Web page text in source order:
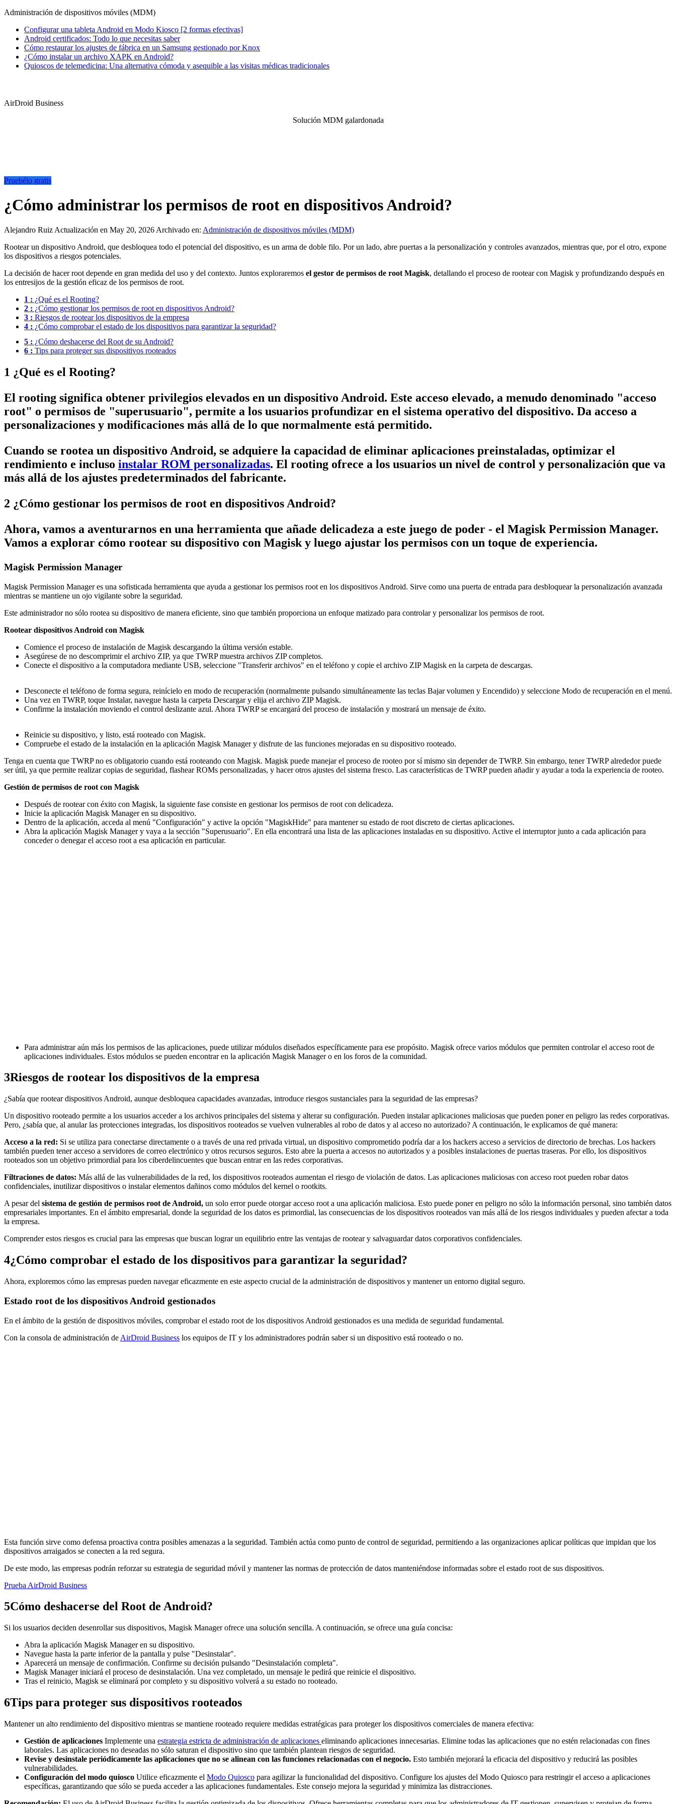
Administración de dispositivos móviles (MDM)
Configurar una tableta Android en Modo Kiosco [2 formas efectivas]
Android certificados: Todo lo que necesitas saber
Cómo restaurar los ajustes de fábrica en un Samsung gestionado por Knox
¿Cómo instalar un archivo XAPK en Android?
Quioscos de telemedicina: Una alternativa cómoda y asequible a las visitas médicas tradicionales
AirDroid Business
Solución MDM galardonada
Pruebélo gratis
¿Cómo administrar los permisos de root en dispositivos Android?
Alejandro Ruiz Actualización en May 20, 2026 Archivado en: Administración de dispositivos móviles (MDM)
Rootear un dispositivo Android, que desbloquea todo el potencial del dispositivo, es un arma de doble filo. Por un lado, abre puertas a la personalización y controles avanzados, mientras que, por el otro, expone
los dispositivos a riesgos potenciales.
La decisión de hacer root depende en gran medida del uso y del contexto. Juntos exploraremos el gestor de permisos de root Magisk, detallando el proceso de rootear con Magisk y profundizando después en
los entresijos de la gestión eficaz de los permisos de root.
1 : ¿Qué es el Rooting?
2 : ¿Cómo gestionar los permisos de root en dispositivos Android?
3 : Riesgos de rootear los dispositivos de la empresa
4 : ¿Cómo comprobar el estado de los dispositivos para garantizar la seguridad?
5 : ¿Cómo deshacerse del Root de su Android?
6 : Tips para proteger sus dispositivos rooteados
1 ¿Qué es el Rooting?
El rooting significa obtener privilegios elevados en un dispositivo Android. Este acceso elevado, a menudo denominado "acceso
root" o permisos de "superusuario", permite a los usuarios profundizar en el sistema operativo del dispositivo. Da acceso a
personalizaciones y modificaciones más allá de lo que normalmente está permitido.
Cuando se rootea un dispositivo Android, se adquiere la capacidad de eliminar aplicaciones preinstaladas, optimizar el
rendimiento e incluso instalar ROM personalizadas. El rooting ofrece a los usuarios un nivel de control y personalización que va
más allá de los ajustes predeterminados del fabricante.
2 ¿Cómo gestionar los permisos de root en dispositivos Android?
Ahora, vamos a aventurarnos en una herramienta que añade delicadeza a este juego de poder - el Magisk Permission Manager.
Vamos a explorar cómo rootear su dispositivo con Magisk y luego ajustar los permisos con un toque de experiencia.
Magisk Permission Manager
Magisk Permission Manager es una sofisticada herramienta que ayuda a gestionar los permisos root en los dispositivos Android. Sirve como una puerta de entrada para desbloquear la personalización avanzada
mientras se mantiene un ojo vigilante sobre la seguridad.
Este administrador no sólo rootea su dispositivo de manera eficiente, sino que también proporciona un enfoque matizado para controlar y personalizar los permisos de root.
Rootear dispositivos Android con Magisk
Comience el proceso de instalación de Magisk descargando la última versión estable.
Asegúrese de no descomprimir el archivo ZIP, ya que TWRP muestra archivos ZIP completos.
Conecte el dispositivo a la computadora mediante USB, seleccione "Transferir archivos" en el teléfono y copie el archivo ZIP Magisk en la carpeta de descargas.
Desconecte el teléfono de forma segura, reinícielo en modo de recuperación (normalmente pulsando simultáneamente las teclas Bajar volumen y Encendido) y seleccione Modo de recuperación en el menú.
Una vez en TWRP, toque Instalar, navegue hasta la carpeta Descargar y elija el archivo ZIP Magisk.
Confirme la instalación moviendo el control deslizante azul. Ahora TWRP se encargará del proceso de instalación y mostrará un mensaje de éxito.
Reinicie su dispositivo, y listo, está rooteado con Magisk.
Compruebe el estado de la instalación en la aplicación Magisk Manager y disfrute de las funciones mejoradas en su dispositivo rooteado.
Tenga en cuenta que TWRP no es obligatorio cuando está rooteando con Magisk. Magisk puede manejar el proceso de rooteo por sí mismo sin depender de TWRP. Sin embargo, tener TWRP alrededor puede
ser útil, ya que permite realizar copias de seguridad, flashear ROMs personalizadas, y hacer otros ajustes del sistema fresco. Las características de TWRP pueden añadir y ayudar a toda la experiencia de rooteo.
Gestión de permisos de root con Magisk
Después de rootear con éxito con Magisk, la siguiente fase consiste en gestionar los permisos de root con delicadeza.
Inicie la aplicación Magisk Manager en su dispositivo.
Dentro de la aplicación, acceda al menú "Configuración" y active la opción "MagiskHide" para mantener su estado de root discreto de ciertas aplicaciones.
Abra la aplicación Magisk Manager y vaya a la sección "Superusuario". En ella encontrará una lista de las aplicaciones instaladas en su dispositivo. Active el interruptor junto a cada aplicación para
conceder o denegar el acceso root a esa aplicación en particular.
Para administrar aún más los permisos de las aplicaciones, puede utilizar módulos diseñados específicamente para ese propósito. Magisk ofrece varios módulos que permiten controlar el acceso root de
aplicaciones individuales. Estos módulos se pueden encontrar en la aplicación Magisk Manager o en los foros de la comunidad.
3Riesgos de rootear los dispositivos de la empresa
¿Sabía que rootear dispositivos Android, aunque desbloquea capacidades avanzadas, introduce riesgos sustanciales para la seguridad de las empresas?
Un dispositivo rooteado permite a los usuarios acceder a los archivos principales del sistema y alterar su configuración. Pueden instalar aplicaciones maliciosas que pueden poner en peligro las redes corporativas.
Pero, ¿sabía que, al anular las protecciones integradas, los dispositivos rooteados se vuelven vulnerables al robo de datos y al acceso no autorizado? A continuación, le explicamos de qué manera:
Acceso a la red: Si se utiliza para conectarse directamente o a través de una red privada virtual, un dispositivo comprometido podría dar a los hackers acceso a servicios de directorio de brechas. Los hackers
también pueden tener acceso a servidores de correo electrónico y otros recursos seguros. Esto abre la puerta a accesos no autorizados y a posibles instalaciones de puertas traseras. Por ello, los dispositivos
rooteados son un objetivo primordial para los ciberdelincuentes que buscan entrar en las redes corporativas.
Filtraciones de datos: Más allá de las vulnerabilidades de la red, los dispositivos rooteados aumentan el riesgo de violación de datos. Las aplicaciones maliciosas con acceso root pueden robar datos
confidenciales, inutilizar dispositivos o instalar elementos dañinos como módulos del kernel o rootkits.
A pesar del sistema de gestión de permisos root de Android, un solo error puede otorgar acceso root a una aplicación maliciosa. Esto puede poner en peligro no sólo la información personal, sino también datos
empresariales importantes. En el ámbito empresarial, donde la seguridad de los datos es primordial, las consecuencias de los dispositivos rooteados van más allá de los riesgos individuales y pueden afectar a toda
la empresa.
Comprender estos riesgos es crucial para las empresas que buscan lograr un equilibrio entre las ventajas de rootear y salvaguardar datos corporativos confidenciales.
4¿Cómo comprobar el estado de los dispositivos para garantizar la seguridad?
Ahora, exploremos cómo las empresas pueden navegar eficazmente en este aspecto crucial de la administración de dispositivos y mantener un entorno digital seguro.
Estado root de los dispositivos Android gestionados
En el ámbito de la gestión de dispositivos móviles, comprobar el estado root de los dispositivos Android gestionados es una medida de seguridad fundamental.
Con la consola de administración de AirDroid Business los equipos de IT y los administradores podrán saber si un dispositivo está rooteado o no.
Esta función sirve como defensa proactiva contra posibles amenazas a la seguridad. También actúa como punto de control de seguridad, permitiendo a las organizaciones aplicar políticas que impidan que los
dispositivos arraigados se conecten a la red segura.
De este modo, las empresas podrán reforzar su estrategia de seguridad móvil y mantener las normas de protección de datos manteniéndose informadas sobre el estado root de sus dispositivos.
Prueba AirDroid Business
5Cómo deshacerse del Root de Android?
Si los usuarios deciden desenrollar sus dispositivos, Magisk Manager ofrece una solución sencilla. A continuación, se ofrece una guía concisa:
Abra la aplicación Magisk Manager en su dispositivo.
Navegue hasta la parte inferior de la pantalla y pulse "Desinstalar".
Aparecerá un mensaje de confirmación. Confirme su decisión pulsando "Desinstalación completa".
Magisk Manager iniciará el proceso de desinstalación. Una vez completado, un mensaje le pedirá que reinicie el dispositivo.
Tras el reinicio, Magisk se eliminará por completo y su dispositivo volverá a su estado no rooteado.
6Tips para proteger sus dispositivos rooteados
Mantener un alto rendimiento del dispositivo mientras se mantiene rooteado requiere medidas estratégicas para proteger los dispositivos comerciales de manera efectiva:
Gestión de aplicaciones Implemente una estrategia estricta de administración de aplicaciones eliminando aplicaciones innecesarias. Elimine todas las aplicaciones que no estén relacionadas con fines
laborales. Las aplicaciones no deseadas no sólo saturan el dispositivo sino que también plantean riesgos de seguridad.
Revise y desinstale periódicamente las aplicaciones que no se alinean con las funciones relacionadas con el negocio. Esto también mejorará la eficacia del dispositivo y reducirá las posibles
vulnerabilidades.
Configuración del modo quiosco Utilice eficazmente el Modo Quiosco para agilizar la funcionalidad del dispositivo. Configure los ajustes del Modo Quiosco para restringir el acceso a aplicaciones
específicas, garantizando que sólo se pueda acceder a las aplicaciones fundamentales. Este consejo mejora la seguridad y minimiza las distracciones.